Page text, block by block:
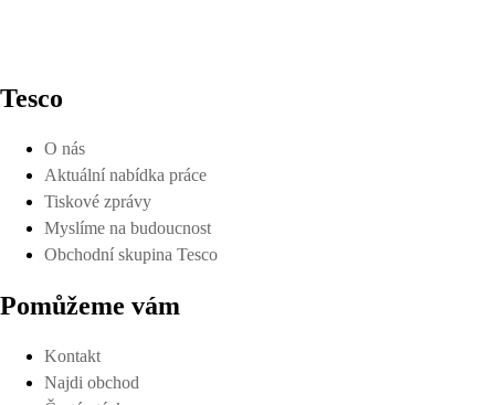
Tesco
O nás
Aktuální nabídka práce
Tiskové zprávy
Myslíme na budoucnost
Obchodní skupina Tesco
Pomůžeme vám
Kontakt
Najdi obchod